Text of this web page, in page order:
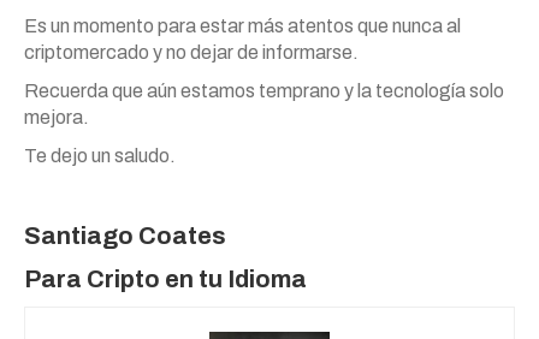
Es un momento para estar más atentos que nunca al
criptomercado y no dejar de informarse.
Recuerda que aún estamos temprano y la tecnología solo
mejora.
Te dejo un saludo.
Santiago Coates
Para Cripto en tu Idioma